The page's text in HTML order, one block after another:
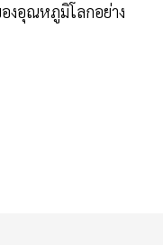
งอุณหภูมิโลกอย่าง